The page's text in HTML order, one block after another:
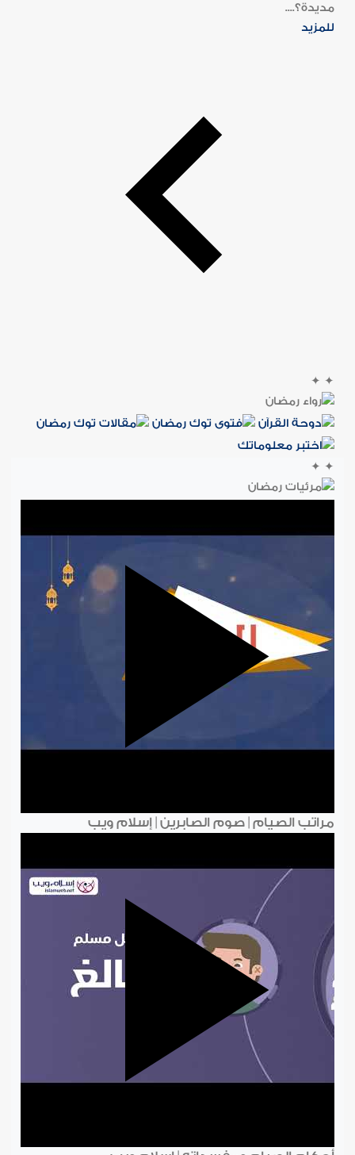
مديدة؟....
للمزيد
✦
✦
✦
✦
مراتب الصيام | صوم الصابرين | إسلام ويب